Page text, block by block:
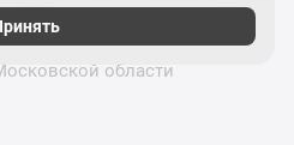
области